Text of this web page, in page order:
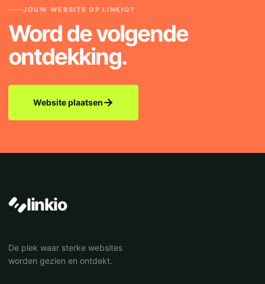
JOUW WEBSITE OP LINKIO?
Word de volgende
ontdekking.
Website plaatsen→
linkio
De plek waar sterke websites
worden gezien en ontdekt.